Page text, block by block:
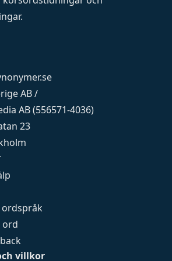
ord
villkor
.
AB /
AB (556571-4036)
23